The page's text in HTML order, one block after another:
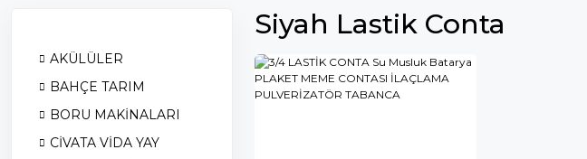
AKÜLÜLER
BAHÇE TARIM
BORU MAKİNALARI
CİVATA VİDA YAY
Siyah Lastik Conta